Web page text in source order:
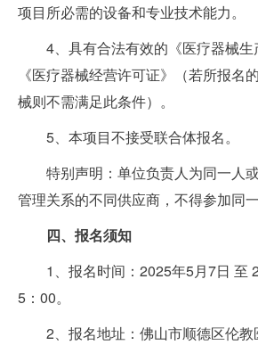
项目所必需的设备和专业技术能力。
4、具有合法有效的《医疗器械
《医疗器械经营许可证》（若所报名
械则不需满足此条件）。
5、本项目不接受联合体报名。
特别声明：单位负责人为同一人
管理关系的不同供应商，不得参加同一
四、报名须知
1、报名时间：2025年5月7日 至
5：00。
2、报名地址：佛山市顺德区伦